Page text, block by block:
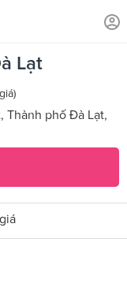
Lạt
Thành phố Đà Lạt,